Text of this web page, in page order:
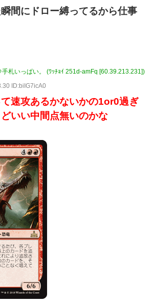
間にドロー縛ってるから仕事
札いっぱい。 (ﾜｯﾁｮｲ 251d-amFq [60.39.213.231])
ID:biIG7icA0
速攻あるかないかの1or0過ぎ
いい中間点無いのかな